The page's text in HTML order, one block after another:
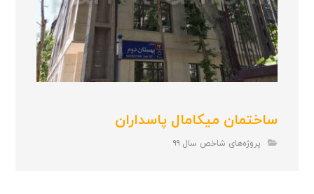
ساختمان میکامال پاسداران
پروژه‌های شاخص سال ۹۹